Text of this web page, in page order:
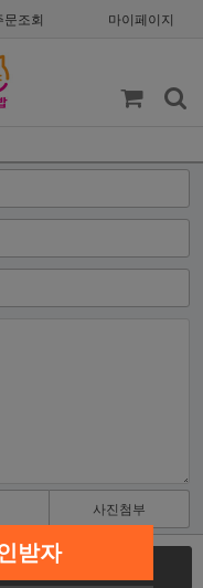
문조회 마이페이지
사진첨부
받자